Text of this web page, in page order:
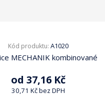
Kód produktu: A1020
MECHANIK kombinované
od 37,16 Kč
30,71 Kč bez DPH